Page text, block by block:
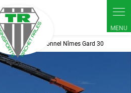
convoi exceptionnel Nîmes Gard 30